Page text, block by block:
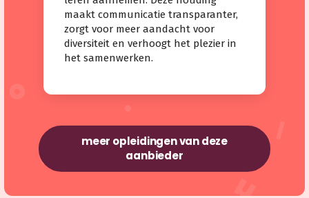
maakt communicatie transparanter,
zorgt voor meer aandacht voor
diversiteit en verhoogt het plezier in
het samenwerken.
meer opleidingen van deze
aanbieder